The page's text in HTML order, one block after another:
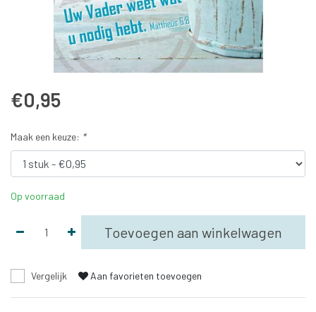
€0,95
Maak een keuze: *
Op voorraad
Toevoegen aan winkelwagen
Vergelijk Aan favorieten toevoegen